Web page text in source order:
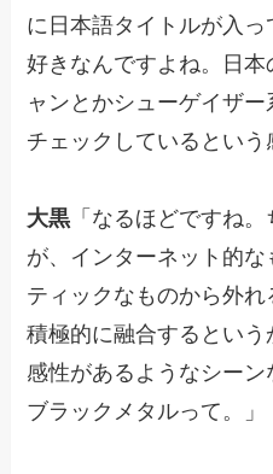
に日本語タイトルが入
好きなんですよね。日
ャンとかシューゲイザー
チェックしているという
大黒 「なるほどですね
が、インターネット的
ティックなものから外
積極的に融合するとい
感性があるようなシー
ブラックメタルって。」